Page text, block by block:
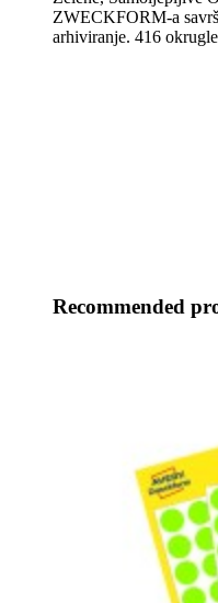
ZWECKFORM-a
arhiviranje. 416
Recommended